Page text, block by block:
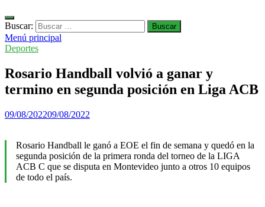
Buscar:
Menú principal
Deportes
Rosario Handball volvió a ganar y
termino en segunda posición en Liga ACB
09/08/202209/08/2022
Rosario Handball le ganó a EOE el fin de semana y quedó en la
segunda posición de la primera ronda del torneo de la LIGA
ACB C que se disputa en Montevideo junto a otros 10 equipos
de todo el país.